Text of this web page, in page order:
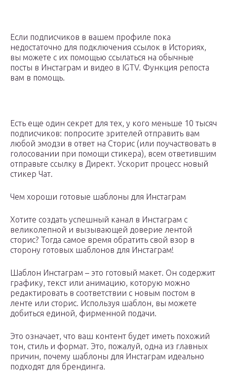
Если подписчиков в вашем профиле пока
недостаточно для подключения ссылок в Историях,
вы можете с их помощью ссылаться на обычные
посты в Инстаграм и видео в IGTV. Функция репоста
вам в помощь.
Есть еще один секрет для тех, у кого меньше 10 тысяч
подписчиков: попросите зрителей отправить вам
любой эмодзи в ответ на Сторис (или поучаствовать в
голосовании при помощи стикера), всем ответившим
отправьте ссылку в Директ. Ускорит процесс новый
стикер Чат.
Чем хороши готовые шаблоны для Инстаграм
Хотите создать успешный канал в Инстаграм с
великолепной и вызывающей доверие лентой
сторис? Тогда самое время обратить свой взор в
сторону готовых шаблонов для Инстаграм!
Шаблон Инстаграм – это готовый макет. Он содержит
графику, текст или анимацию, которую можно
редактировать в соответствии с новым постом в
ленте или сторис. Используя шаблон, вы можете
добиться единой, фирменной подачи.
Это означает, что ваш контент будет иметь похожий
тон, стиль и формат. Это, пожалуй, одна из главных
причин, почему шаблоны для Инстаграм идеально
подходят для брендинга.